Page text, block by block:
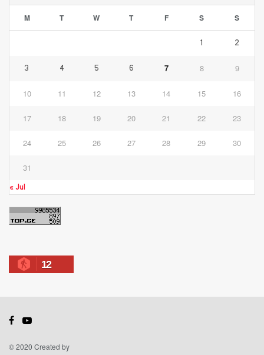
M T W T F S S
1 2
3 4 5 6 7 8 9
10 11 12 13 14 15 16
17 18 19 20 21 22 23
24 25 26 27 28 29 30
31
« Jul
12
© 2020 Created by